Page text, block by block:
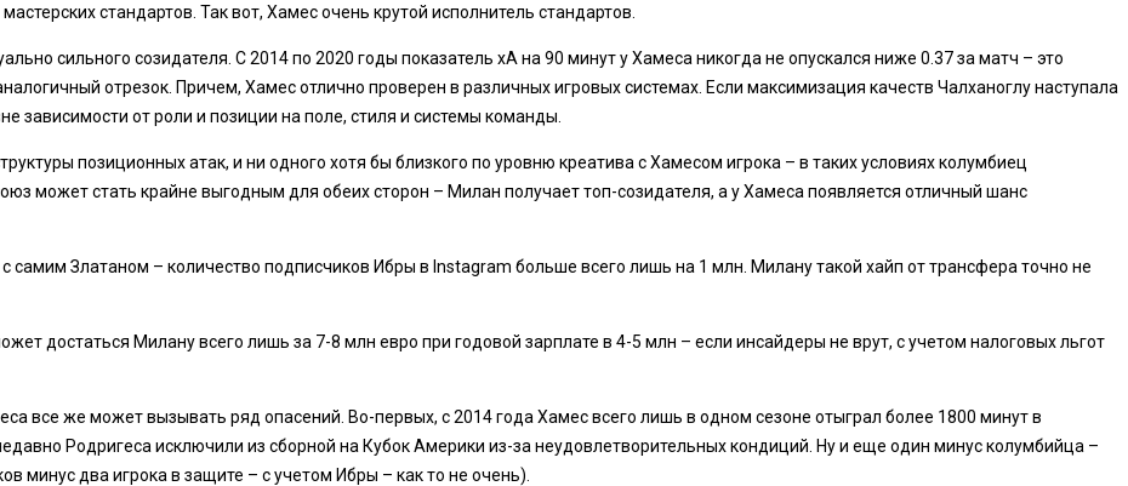
стандартов. Так вот, Хамес очень крутой исполнитель стандартов.
сильного созидателя. С 2014 по 2020 годы показатель xA на 90 минут у Хамеса никогда не опускался ниже 0.37 за матч – это
отрезок. Причем, Хамес отлично проверен в различных игровых системах. Если максимизация качеств Чалханоглу наступала
зависимости от роли и позиции на поле, стиля и системы команды.
позиционных атак, и ни одного хотя бы близкого по уровню креатива с Хамесом игрока – в таких условиях колумбиец
может стать крайне выгодным для обеих сторон – Милан получает топ-созидателя, а у Хамеса появляется отличный шанс
самим Златаном – количество подписчиков Ибры в Instagram больше всего лишь на 1 млн. Милану такой хайп от трансфера точно не
достаться Милану всего лишь за 7-8 млн евро при годовой зарплате в 4-5 млн – если инсайдеры не врут, с учетом налоговых льгот
все же может вызывать ряд опасений. Во-первых, с 2014 года Хамес всего лишь в одном сезоне отыграл более 1800 минут в
Родригеса исключили из сборной на Кубок Америки из-за неудовлетворительных кондиций. Ну и еще один минус колумбийца –
минус два игрока в защите – с учетом Ибры – как то не очень).